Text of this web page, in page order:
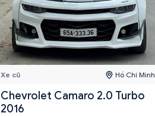
Xe cũ Hồ Chí Minh
Chevrolet Camaro 2.0 Turbo
2016